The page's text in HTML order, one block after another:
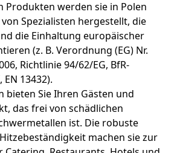
Produkten werden sie in Polen
Spezialisten hergestellt, die
die Einhaltung europäischer
(z. B. Verordnung (EG) Nr.
Richtlinie 94/62/EG, BfR-
EN 13432).
bieten Sie Ihren Gästen und
das frei von schädlichen
ist. Die robuste
machen sie zur